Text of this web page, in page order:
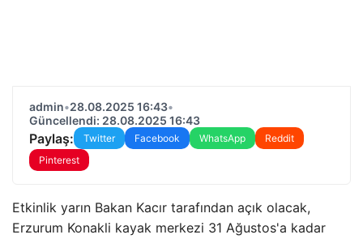
admin•28.08.2025 16:43•
Güncellendi: 28.08.2025 16:43
Paylaş: Twitter Facebook WhatsApp
Reddit
Pinterest
Etkinlik yarın Bakan Kacır tarafından açık olacak,
Erzurum Konakli kayak merkezi 31 Ağustos'a kadar